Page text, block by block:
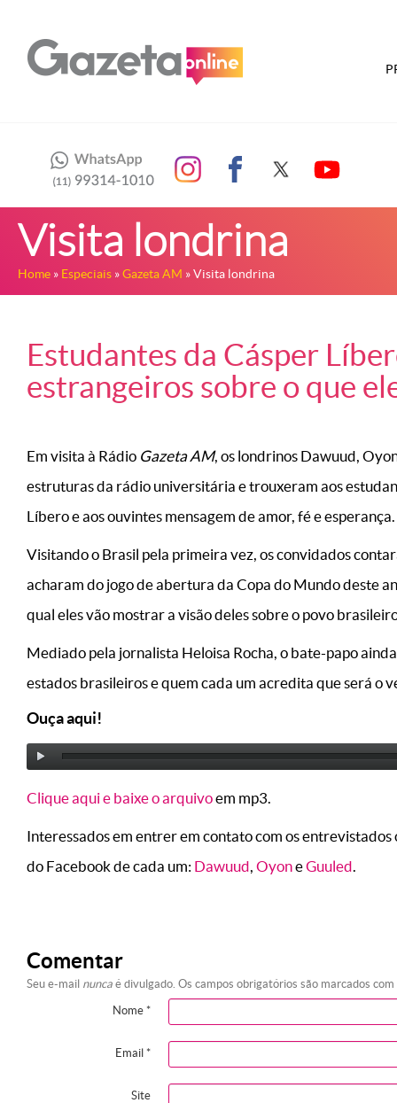
Visita londrina
Home » Especiais »Gazeta AM » Visita londrina
Estudantes da Cásper
estrangeiros sobre o que
Em visita à Rádio Gazeta AM, os londrinos Dawuud,
estruturas da rádio universitária e trouxeram aos
Líbero e aos ouvintes mensagem de amor, fé e esperança.
Visitando o Brasil pela primeira vez, os convidados
acharam do jogo de abertura da Copa do Mundo deste
qual eles vão mostrar a visão deles sobre o povo
Mediado pela jornalista Heloisa Rocha, o bate-papo
estados brasileiros e quem cada um acredita que será o
Ouça aqui!
Clique aqui e baixe o arquivoem mp3.
Interessados em entrer em contato com os
do Facebook de cada um: Dawuud, OyoneGuuled.
Comentar
Seu e-mail nunca é divulgado. Os campos obrigatórios são marcados com
Nome *
Email *
Site